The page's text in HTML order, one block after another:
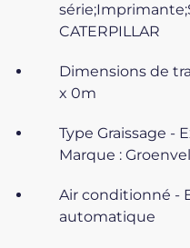
CATERPILLAR
Dimensions de
x 0m
Type Graissage -
Marque :
Air conditionné -
automatique